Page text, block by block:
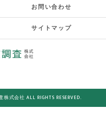
お問い合わせ
サイトマップ
式会社 ALL RIGHTS RESERVED.